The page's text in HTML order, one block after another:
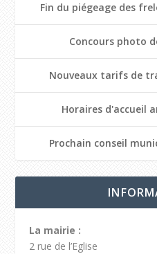
Fin du piégeage des
Concours photo
Nouveaux tarifs de
Horaires d'accueil
Prochain conseil
La mairie :
2 rue de l’Eglise